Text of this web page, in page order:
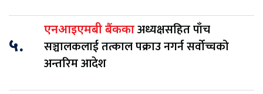
५.
एनआइएमबी बैंककाअध्यक्षसहित पाँच
सञ्चालकलाई तत्काल पक्राउ नगर्न सर्वोच्चको
अन्तरिम आदेश